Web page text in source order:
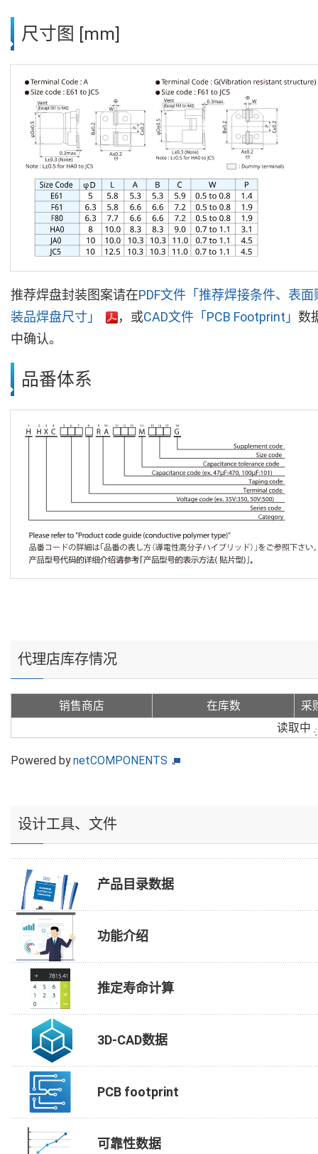
尺寸图 [mm]
推荐焊盘封装图案请在PDF文件「推荐焊接条件、表面
装品焊盘尺寸」
，或CAD文件「PCB Footprint」 数
中确认。
品番体系
代理店库存情况
销售商店 在库数
采
读取中
Powered bynetCOMPONENTS
设计工具、文件
产品目录数据
功能介绍
推定寿命计算
3D-CAD数据
PCB footprint
可靠性数据